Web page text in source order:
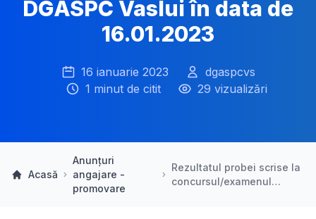
DGASPC Vaslui în data de
16.01.2023
16 ianuarie 2023
dgaspcvs
1 minut de citit
29 vizualizări
Acasă
Anunțuri
angajare -
promovare
Rezultatul probei scrise la
concursul/examenul…